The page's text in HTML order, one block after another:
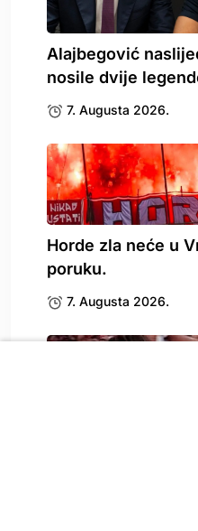
Alajbegović
nosile dvije
7. Augusta 2026.
Horde zla neće u
poruku.
7. Augusta 2026.